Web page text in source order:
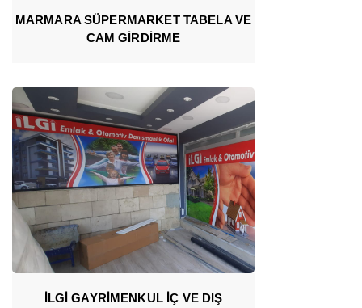
MARMARA SÜPERMARKET TABELA VE
CAM GİRDİRME
İLGİ GAYRİMENKUL İÇ VE DIŞ